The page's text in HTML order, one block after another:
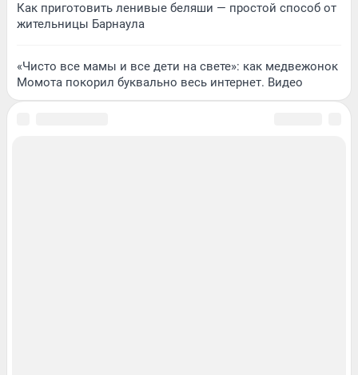
Как приготовить ленивые беляши — простой способ от
жительницы Барнаула
«Чисто все мамы и все дети на свете»: как медвежонок
Момота покорил буквально весь интернет. Видео